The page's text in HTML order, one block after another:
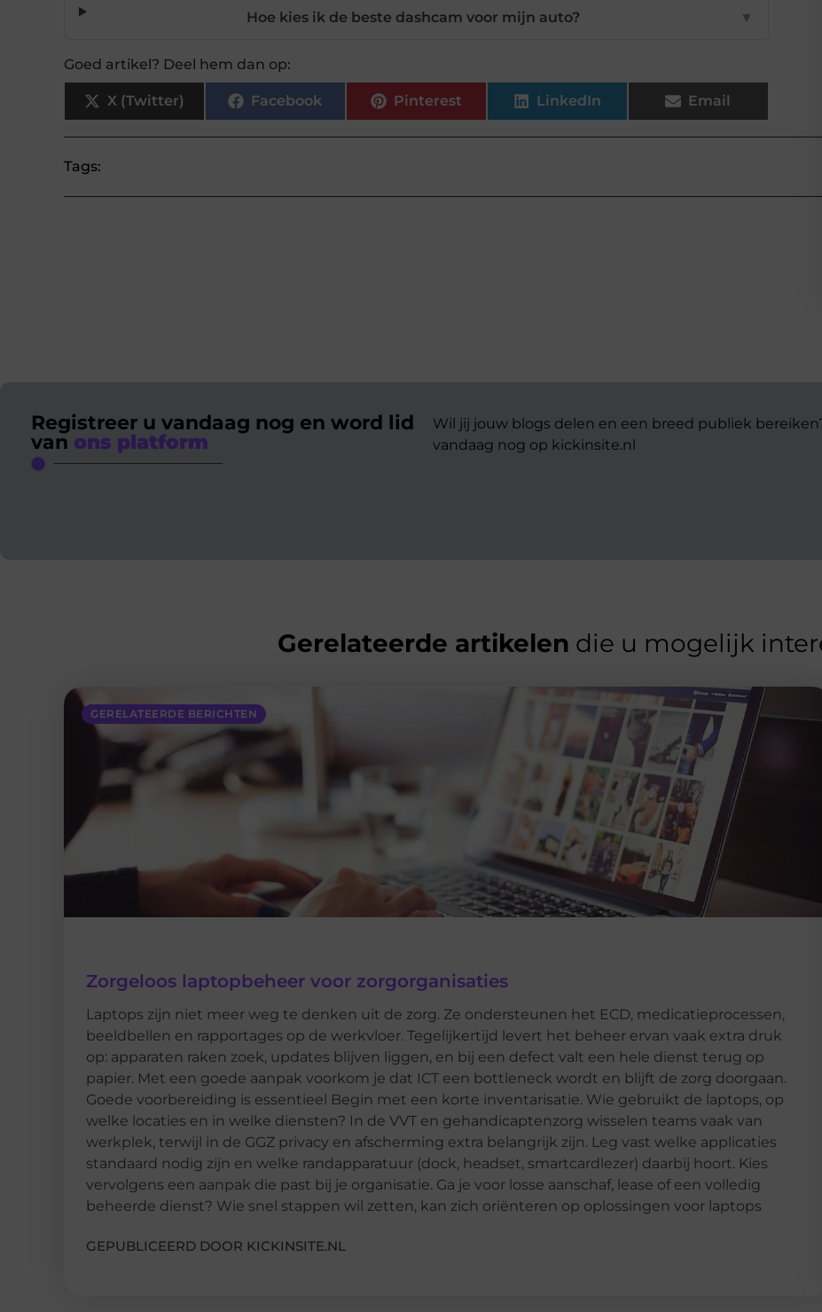
Hoe kies ik de beste dashcam voor mijn auto? ▼
Goed artikel? Deel hem dan op:
X (Twitter) Facebook Pinterest LinkedIn Email
Tags:
Registreer u vandaag nog en word lid
van ons platform
Wil jij jouw blogs delen en een breed publiek
vandaag nog op kickinsite.nl
Gerelateerde artikelen die u mogelijk
GERELATEERDE BERICHTEN
Zorgeloos laptopbeheer voor zorgorganisaties
Laptops zijn niet meer weg te denken uit de zorg. Ze ondersteunen het ECD, medicatieprocessen,
beeldbellen en rapportages op de werkvloer. Tegelijkertijd levert het beheer ervan vaak extra druk
op: apparaten raken zoek, updates blijven liggen, en bij een defect valt een hele dienst terug op
papier. Met een goede aanpak voorkom je dat ICT een bottleneck wordt en blijft de zorg doorgaan.
Goede voorbereiding is essentieel Begin met een korte inventarisatie. Wie gebruikt de laptops, op
welke locaties en in welke diensten? In de VVT en gehandicaptenzorg wisselen teams vaak van
werkplek, terwijl in de GGZ privacy en afscherming extra belangrijk zijn. Leg vast welke applicaties
standaard nodig zijn en welke randapparatuur (dock, headset, smartcardlezer) daarbij hoort. Kies
vervolgens een aanpak die past bij je organisatie. Ga je voor losse aanschaf, lease of een volledig
beheerde dienst? Wie snel stappen wil zetten, kan zich oriënteren op oplossingen voor laptops
GEPUBLICEERD DOOR KICKINSITE.NL